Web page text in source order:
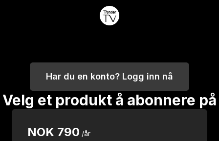
Har du en konto? Logg inn nå
Velg et produkt å abonnere på
NOK 790 /år